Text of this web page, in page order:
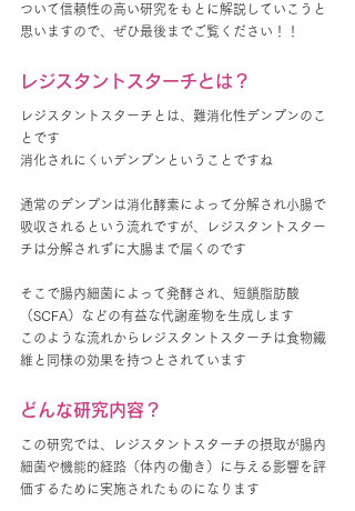
ついて信頼性の高い研究をもとに解説していこうと
思いますので、ぜひ最後までご覧ください！！
レジスタントスターチとは？
レジスタントスターチとは、難消化性デンプンのこ
とです
消化されにくいデンプンということですね
通常のデンプンは消化酵素によって分解され小腸で
吸収されるという流れですが、レジスタントスター
チは分解されずに大腸まで届くのです
そこで腸内細菌によって発酵され、短鎖脂肪酸
（SCFA）などの有益な代謝産物を生成します
このような流れからレジスタントスターチは食物繊
維と同様の効果を持つとされています
どんな研究内容？
この研究では、レジスタントスターチの摂取が腸内
細菌や機能的経路（体内の働き）に与える影響を評
価するために実施されたものになります